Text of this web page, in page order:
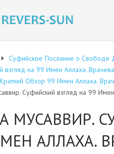
Суфийское Послание о Свободе
взгляд на 99 Имен Аллаха.
Обзор 99 Имен Аллаха.
Суфийский взгляд на 99
МУСАВВИР.
АЛЛАХА.